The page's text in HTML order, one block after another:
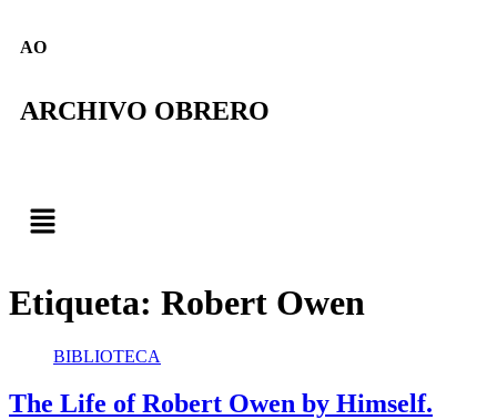
AO
ARCHIVO OBRERO
Etiqueta: Robert Owen
BIBLIOTECA
The Life of Robert Owen by Himself.